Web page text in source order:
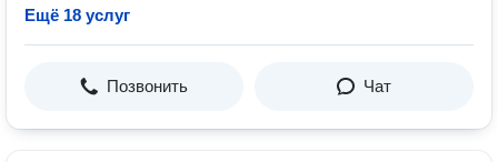
Ещё 18 услуг
Позвонить Чат